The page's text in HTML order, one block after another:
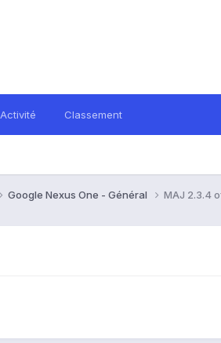
Activité Classement
Google Nexus One - Général MAJ 2.3.4